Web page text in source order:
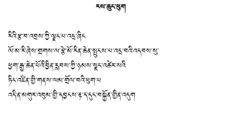
རས་ཆུང་ཕུག
རིའི་རྩ་བ་འབྲས་ཀྱི་ལྗང་པ་འདྲ་ཞིང
ལོ་མ་རི་ཞེས་གྲགས་ལ་རྩེ་མོ་རིན་ཆེན་སྤུངས་པ་འདྲ་བའི་འདབས་སུ་
ཕྱག་རྒྱ་ཆེན་པོའི་བྱིན་རླབས་ཀྱི་ཉམས་སྣང་འཚེར་སའི
ཏིང་འཛིན་གྱི་གནས་ལམ་གྲོལ་བའི་ཕུག་པ
འདི་ན་མགུར་འབུམ་གྱི་དབྱངས་རྟ་ད་དུང་བསྐྱོན་གྱིན་འདུག